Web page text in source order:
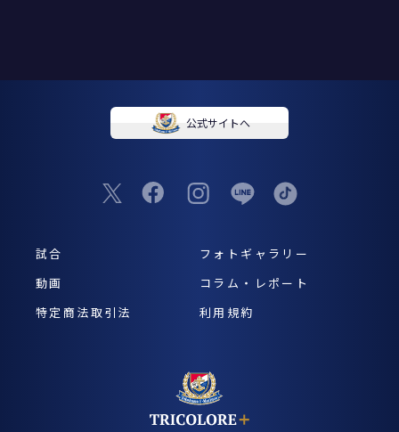
公式サイトへ
試合
フォトギャラリー
動画
コラム・レポート
特定商法取引法
利用規約